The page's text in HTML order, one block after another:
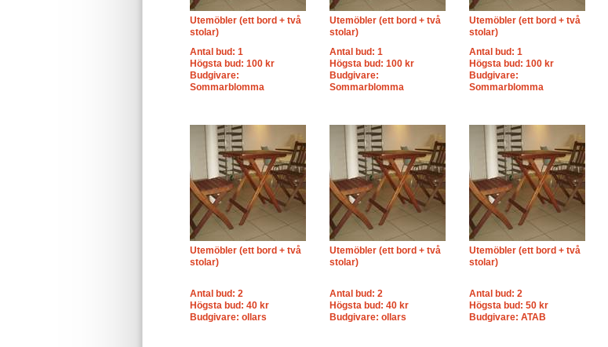
Utemöbler (ett bord + två
stolar)
Antal bud: 1
Högsta bud: 100 kr
Budgivare:
Sommarblomma
Utemöbler (ett bord + två
stolar)
Antal bud: 1
Högsta bud: 100 kr
Budgivare:
Sommarblomma
Utemöbler (ett bord + två
stolar)
Antal bud: 1
Högsta bud: 100 kr
Budgivare:
Sommarblomma
Utemöbler (ett bord + två
stolar)
Antal bud: 2
Högsta bud: 40 kr
Budgivare: ollars
Utemöbler (ett bord + två
stolar)
Antal bud: 2
Högsta bud: 40 kr
Budgivare: ollars
Utemöbler (ett bord + två
stolar)
Antal bud: 2
Högsta bud: 50 kr
Budgivare: ATAB